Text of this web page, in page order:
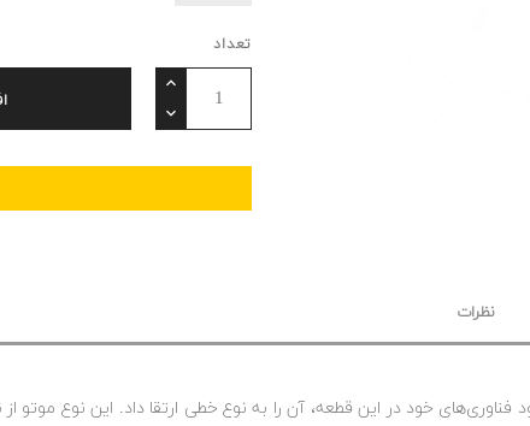
تعداد
نظرات
خود در این قطعه، آن را به نوع خطی ارتقا داد. این نوع موتو